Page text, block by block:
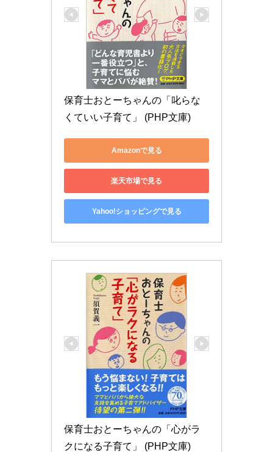
保育士おとーちゃんの「叱らな
くていい子育て」 (PHP文庫)
Amazonで見る
楽天市場で見る
Yahoo!ショッピングで見る
保育士おとーちゃんの「心がラ
クになる子育て」 (PHP文庫)